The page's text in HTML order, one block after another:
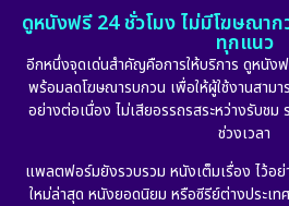
ดูหนังฟรี 24 ชั่วโมง ไม่มีโฆษณาก
ทุกแนว
อีกหนึ่งจุดเด่นสำคัญคือการให้บริการ ดูหนัง
พร้อมลดโฆษณารบกวน เพื่อให้ผู้ใช้งานสาม
อย่างต่อเนื่อง ไม่เสียอรรถรสระหว่างรับชม
ช่วงเวลา
แพลตฟอร์มยังรวบรวม หนังเต็มเรื่อง ไว้อย่
ใหม่ล่าสุด หนังยอดนิยม หรือซีรีย์ต่างประเท